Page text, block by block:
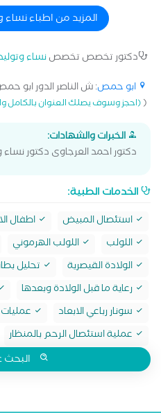
المزيد من اطباء
دكتور تخصص تخصصنساء
ابو حمص: ش الناصر الدور ابو
((احجز وسوف يصلك العنوان بالكامل
الخبرات والشهادات:
دكتور احمد العرجاوى دكتور نساء
الخدمات الطبية:
استئصال المبيض اطفال
اللولب
اللولب الهرموني
الولادة القيصرية
تحليل
رعاية ما قبل الولادة وبعدها
سونار رباعي الابعاد
عملية استئصال الرحم بالمنظار
البحث